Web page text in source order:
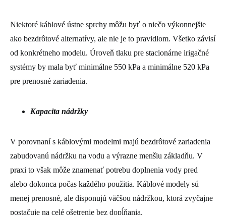
Niektoré káblové ústne sprchy môžu byť o niečo výkonnejšie
ako bezdrôtové alternatívy, ale nie je to pravidlom. Všetko závisí
od konkrétneho modelu. Úroveň tlaku pre stacionárne irigačné
systémy by mala byť minimálne 550 kPa a minimálne 520 kPa
pre prenosné zariadenia.
Kapacita nádržky
V porovnaní s káblovými modelmi majú bezdrôtové zariadenia
zabudovanú nádržku na vodu a výrazne menšiu základňu. V
praxi to však môže znamenať potrebu doplnenia vody pred
alebo dokonca počas každého použitia. Káblové modely sú
menej prenosné, ale disponujú väčšou nádržkou, ktorá zvyčajne
postačuje na celé ošetrenie bez dopĺňania.